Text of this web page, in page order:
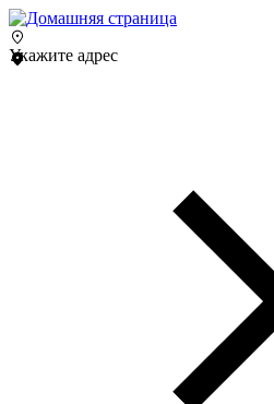
Укажите адрес